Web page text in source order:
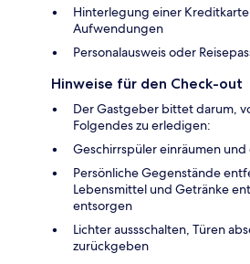
Hinterlegung einer
Aufwendungen
Personalausweis oder
Hinweise für den Check-out
Der Gastgeber bittet darum,
Folgendes zu erledigen:
Geschirrspüler einräumen und
Persönliche Gegenstände
Lebensmittel und Getränke
entsorgen
Lichter aussschalten, Türen
zurückgeben